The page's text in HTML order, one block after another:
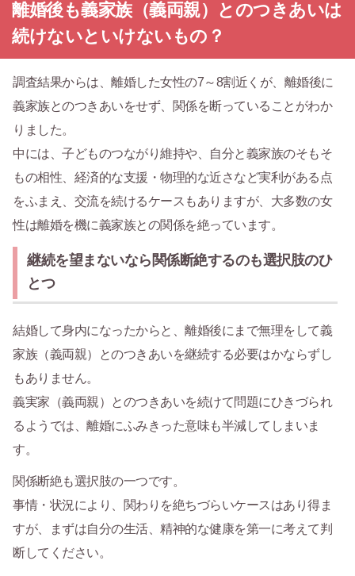
離婚後も義家族（義両親）とのつきあいは
続けないといけないもの？
調査結果からは、離婚した女性の7～8割近くが、離婚後に
義家族とのつきあいをせず、関係を断っていることがわか
りました。
中には、子どものつながり維持や、自分と義家族のそもそ
もの相性、経済的な支援・物理的な近さなど実利がある点
をふまえ、交流を続けるケースもありますが、大多数の女
性は離婚を機に義家族との関係を絶っています。
継続を望まないなら関係断絶するのも選択肢のひ
とつ
結婚して身内になったからと、離婚後にまで無理をして義
家族（義両親）とのつきあいを継続する必要はかならずし
もありません。
義実家（義両親）とのつきあいを続けて問題にひきづられ
るようでは、離婚にふみきった意味も半減してしまいま
す。
関係断絶も選択肢の一つです。
事情・状況により、関わりを絶ちづらいケースはあり得ま
すが、まずは自分の生活、精神的な健康を第一に考えて判
断してください。